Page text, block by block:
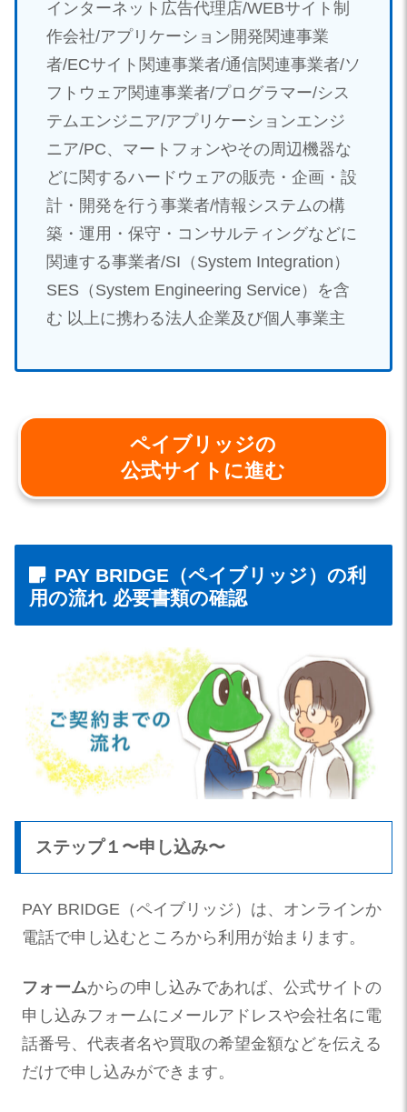
インターネット広告代理店/WEBサイト制
作会社/アプリケーション開発関連事業
者/ECサイト関連事業者/通信関連事業者/ソ
フトウェア関連事業者/プログラマー/シス
テムエンジニア/アプリケーションエンジ
ニア/PC、マートフォンやその周辺機器な
どに関するハードウェアの販売・企画・設
計・開発を行う事業者/情報システムの構
築・運用・保守・コンサルティングなどに
関連する事業者/SI（System Integration）
SES（System Engineering Service）を含
む 以上に携わる法人企業及び個人事業主
ペイブリッジの
公式サイトに進む
PAY BRIDGE（ペイブリッジ）の利
用の流れ 必要書類の確認
ステップ１〜申し込み〜
PAY BRIDGE（ペイブリッジ）は、オンラインか
電話で申し込むところから利用が始まります。
フォームからの申し込みであれば、公式サイトの
申し込みフォームにメールアドレスや会社名に電
話番号、代表者名や買取の希望金額などを伝える
だけで申し込みができます。